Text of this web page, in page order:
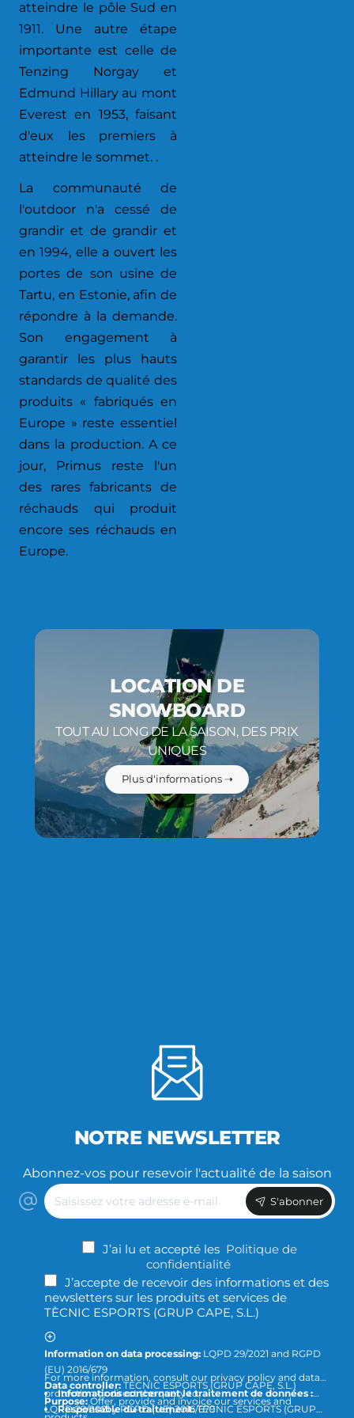
atteindre le pôle Sud en
1911. Une autre étape
importante est celle de
Tenzing Norgay et
Edmund Hillary au mont
Everest en 1953, faisant
d'eux les premiers à
atteindre le sommet. .
La communauté de
l'outdoor n'a cessé de
grandir et de grandir et
en 1994, elle a ouvert les
portes de son usine de
Tartu, en Estonie, afin de
répondre à la demande.
Son engagement à
garantir les plus hauts
standards de qualité des
produits « fabriqués en
Europe » reste essentiel
dans la production. A ce
jour, Primus reste l'un
des rares fabricants de
réchauds qui produit
encore ses réchauds en
Europe.
LOCATION DE
SNOWBOARD
TOUT AU LONG DE LA SAISON, DES PRIX
UNIQUES
Plus d'informations ➝
NOTRE NEWSLETTER
Abonnez-vos pour resevoir l'actualité de la saison
Saisissez
votre
adresse
S'abonner
J’ai lu et accepté les Politique de
confidentialité
J’accepte de recevoir des informations et des
newsletters sur les produits et services de
TÈCNIC ESPORTS (GRUP CAPE, S.L.)
Information on data processing: LQPD 29/2021 and RGPD
(EU) 2016/679
Data controller: TÈCNIC ESPORTS (GRUP CAPE, S.L.)
Purpose: Offer, provide and invoice our services and
For more information, consult our privacy policy and data
protection or direct the query to
Informations concernant le traitement de données :
LQPD 29/2021 y RGPD (UE) 2016/679
Responsable du traitement:TÈCNIC ESPORTS (GRUP